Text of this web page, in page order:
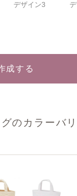
デザイン3
成する
のカラーバ